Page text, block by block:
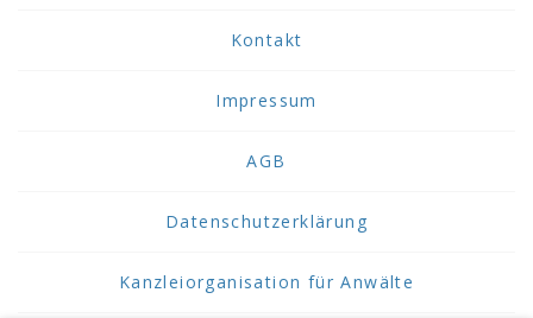
Kontakt
Impressum
AGB
Datenschutzerklärung
Kanzleiorganisation für Anwälte